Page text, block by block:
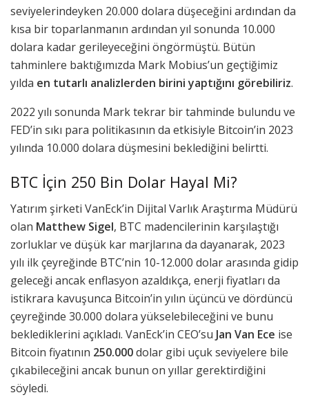
seviyelerindeyken 20.000 dolara düşeceğini ardından da
kısa bir toparlanmanın ardından yıl sonunda 10.000
dolara kadar gerileyeceğini öngörmüştü. Bütün
tahminlere baktığımızda Mark Mobius’un geçtiğimiz
yılda en tutarlı analizlerden birini yaptığını görebiliriz.
2022 yılı sonunda Mark tekrar bir tahminde bulundu ve
FED’in sıkı para politikasının da etkisiyle Bitcoin’in 2023
yılında 10.000 dolara düşmesini beklediğini belirtti.
BTC İçin 250 Bin Dolar Hayal Mi?
Yatırım şirketi VanEck’in Dijital Varlık Araştırma Müdürü
olan Matthew Sigel, BTC madencilerinin karşılaştığı
zorluklar ve düşük kar marjlarına da dayanarak, 2023
yılı ilk çeyreğinde BTC’nin 10-12.000 dolar arasında gidip
geleceği ancak enflasyon azaldıkça, enerji fiyatları da
istikrara kavuşunca Bitcoin’in yılın üçüncü ve dördüncü
çeyreğinde 30.000 dolara yükselebileceğini ve bunu
beklediklerini açıkladı. VanEck’in CEO’su Jan Van Ece ise
Bitcoin fiyatının 250.000dolar gibi uçuk seviyelere bile
çıkabileceğini ancak bunun on yıllar gerektirdiğini
söyledi.